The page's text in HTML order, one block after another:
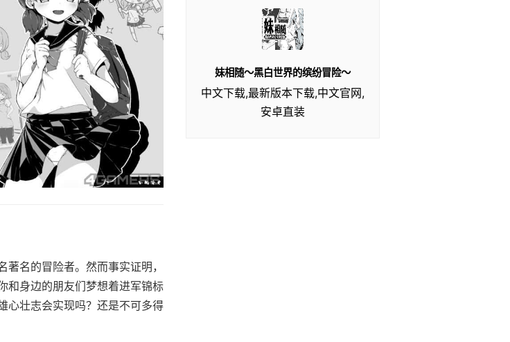
名的冒险者。然而事实证明，
身边的朋友们梦想着进军锦标
壮志会实现吗？还是不可多得
妹相随～黑白世界的缤纷冒险～
中文下载,最新版本下载,中文官网,
安卓直装